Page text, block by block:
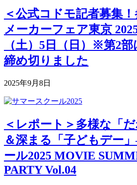
＜公式コドモ記者募集
メーカーフェア東京
（土）5日（日）※第2
締め切りました
2025年9月8日
＜レポート＞多様な「だ
＆深まる「子どもデー
ール2025 MOVIE
PARTY Vol.04